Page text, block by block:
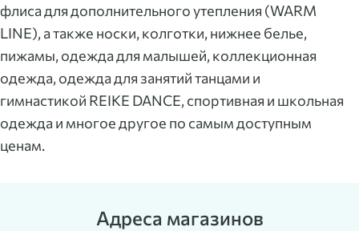
флиса для дополнительного утепления (WARM
LINE), а также носки, колготки, нижнее белье,
пижамы, одежда для малышей, коллекционная
одежда, одежда для занятий танцами и
гимнастикой REIKE DANCE, спортивная и школьная
одежда и многое другое по самым доступным
ценам.
Адреса магазинов